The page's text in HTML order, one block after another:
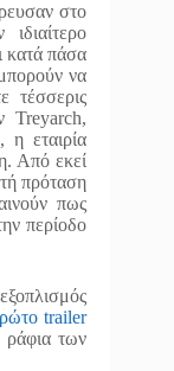
στο
κατά πάσα
να
τέσσερις
Treyarch,
εταιρία
Από εκεί
πρόταση
πως
περίοδο
trailer
ράφια των